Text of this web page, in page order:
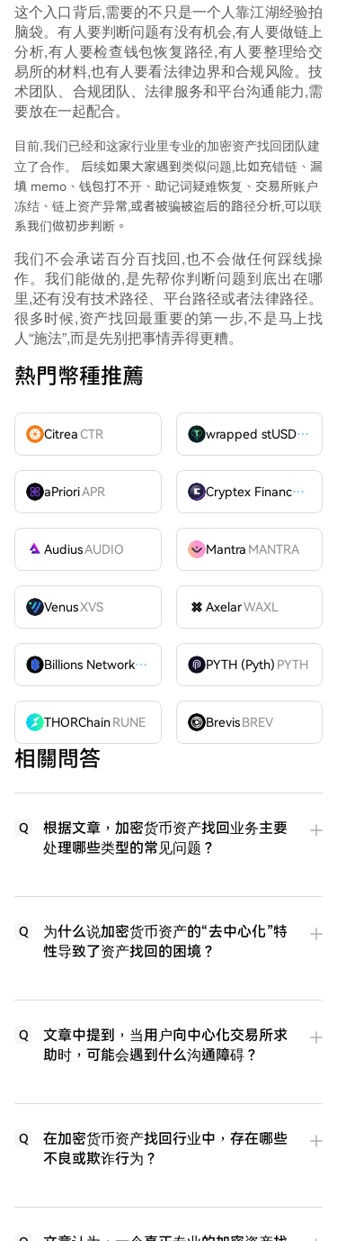
这个入口背后,需要的不只是一个人靠江湖经验拍
脑袋。有人要判断问题有没有机会,有人要做链上
分析,有人要检查钱包恢复路径,有人要整理给交
易所的材料,也有人要看法律边界和合规风险。技
术团队、合规团队、法律服务和平台沟通能力,需
要放在一起配合。
目前,我们已经和这家行业里专业的加密资产找回团队建
立了合作。
后续如果大家遇到类似问题,比如充错链、漏
填 memo、钱包打不开、助记词疑难恢复、交易所账户
冻结、链上资产异常,或者被骗被盗后的路径分析,可以联
系我们做初步判断。
我们不会承诺百分百找回,也不会做任何踩线操
作。我们能做的,是先帮你判断问题到底出在哪
里,还有没有技术路径、平台路径或者法律路径。
很多时候,资产找回最重要的第一步,不是马上找
人“施法”,而是先别把事情弄得更糟。
熱門幣種推薦
CitreaCTR wrapped stUSDT
aPrioriAPR Cryptex FinanceCTX
AudiusAUDIO Mantra MANTRA
VenusXVS AxelarWAXL
Billions Network
BILL PYTH (Pyth) PYTH
THORChainRUNE Brevis BREV
相關問答
Q
根据文章，加密货币资产找回业务主要
处理哪些类型的常见问题？
Q
为什么说加密货币资产的“去中心化”特
性导致了资产找回的困境？
Q
文章中提到，当用户向中心化交易所求
助时，可能会遇到什么沟通障碍？
Q
在加密货币资产找回行业中，存在哪些
不良或欺诈行为？